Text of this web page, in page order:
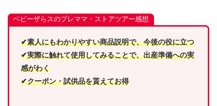
ベビーザらスのプレママ・ストアツアー感想
✔素人にもわかりやすい商品説明で、今後の役に立つ
✔実際に触れて使用してみることで、出産準備への実
感がわく
✔クーポン・試供品を貰えてお得